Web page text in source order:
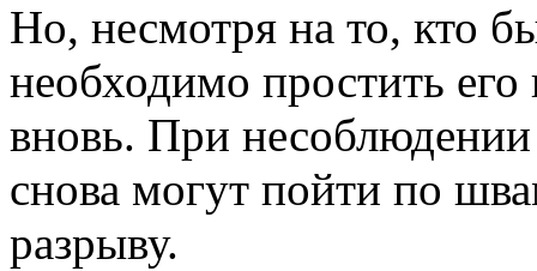
Но, несмотря на то, кто
необходимо простить
вновь. При
снова могут пойти по
разрыву.